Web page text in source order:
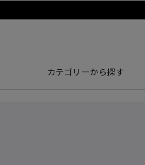
カテゴリーから探す